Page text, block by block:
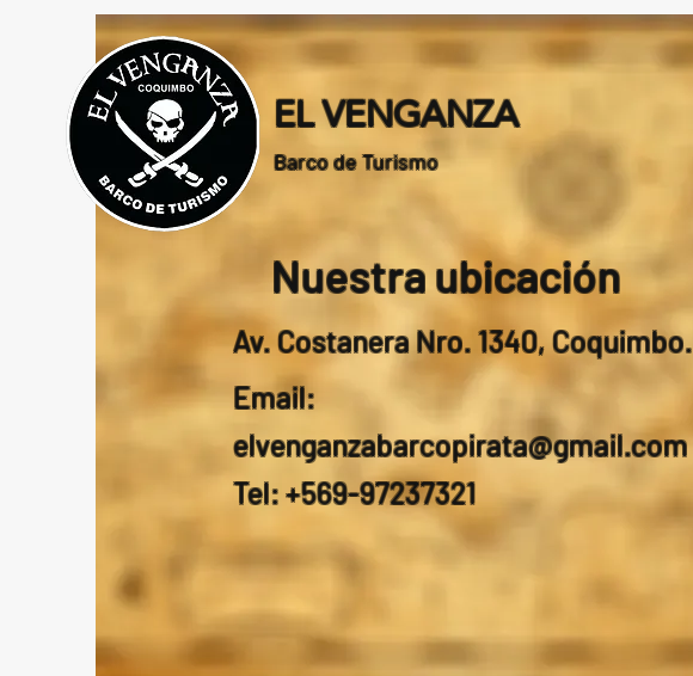
EL VENGANZA
Barco de Turismo
Nuestra ubicación
Av. Costanera Nro. 1340, Coquimbo.
Email:
elvenganzabarcopirata@gmail.com
Tel: +569-97237321